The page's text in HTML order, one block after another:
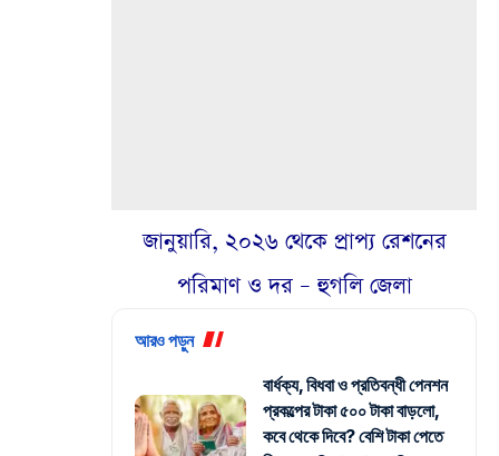
জানুয়ারি, ২০২৬ থেকে প্রাপ্য রেশনের
পরিমাণ ও দর – হুগলি জেলা
আরও পড়ুন
বার্ধক্য, বিধবা ও প্রতিবন্ধী পেনশন
প্রকল্পের টাকা ৫০০ টাকা বাড়লো,
কবে থেকে দিবে? বেশি টাকা পেতে